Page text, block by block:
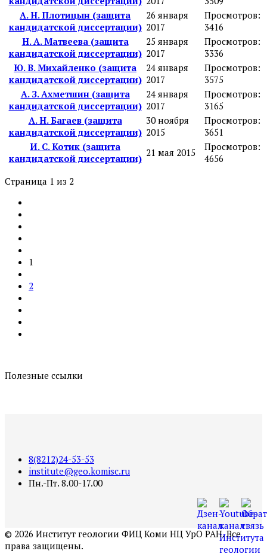
А. Н. Плотицын (защита
кандидатской диссертации)
26 января
2017
Просмотров:
3416
Н. А. Матвеева (защита
кандидатской диссертации)
25 января
2017
Просмотров:
3336
Ю. В. Михайленко (защита
кандидатской диссертации)
24 января
2017
Просмотров:
3575
А. З. Ахметшин (защита
кандидатской диссертации)
24 января
2017
Просмотров:
3165
А. Н. Багаев (защита
кандидатской диссертации)
30 ноября
2015
Просмотров:
3651
И. С. Котик (защита
кандидатской диссертации) 21 мая 2015
Просмотров:
4656
Страница 1 из 2
1
2
Полезные ссылки
8(8212)24-53-53
institute@geo.komisc.ru
Пн.-Пт. 8.00-17.00
© 2026 Институт геологии ФИЦ Коми НЦ УрО РАН. Все
права защищены.